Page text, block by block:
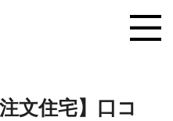
文住宅】口コ